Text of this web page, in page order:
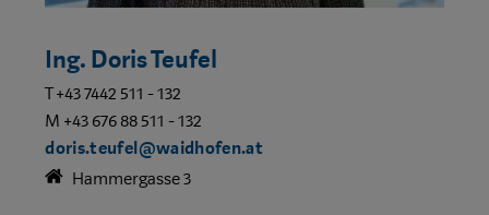
Ing. Doris Teufel
T +43 7442 511 - 132
M +43 676 88 511 - 132
doris.teufel@waidhofen.at
Hammergasse 3